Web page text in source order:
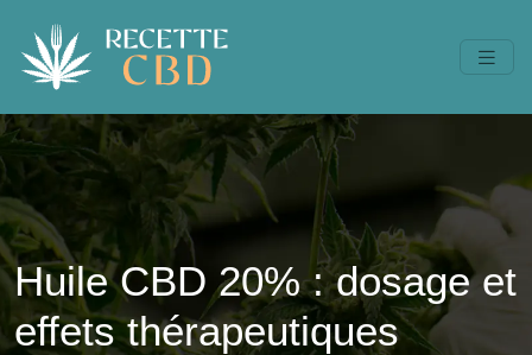
Huile CBD 20% : dosage et
effets thérapeutiques